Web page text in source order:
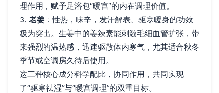
理作用，赋予足浴包“暖宫”的内在调理价值。
3. 老姜 ：性热，味辛，发汗解表、驱寒暖身的功效
极为突出。生姜中的姜辣素能刺激毛细血管扩张，带
来强烈的温热感，迅速驱散体内寒气，尤其适合秋冬
季节或空调房久待后使用。
这三种核心成分科学配比，协同作用，共同实现
了“驱寒祛湿”与“暖宫调理”的双重目标。